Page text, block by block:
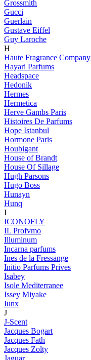
Grossmith
Gucci
Guerlain
Gustave Eiffel
Guy Laroche
H
Haute Fragrance Company
Hayari Parfums
Headspace
Hedonik
Hermes
Hermetica
Herve Gambs Paris
Histoires De Parfums
Hope Istanbul
Hormone Paris
Houbigant
House of Brandt
House Of Sillage
Hugh Parsons
Hugo Boss
Hunayn
Hunq
I
ICONOFLY
IL Profvmo
Illuminum
Incarna parfums
Ines de la Fressange
Initio Parfums Prives
Isabey
Isole Mediterranee
Issey Miyake
Iunx
J
J-Scent
Jacques Bogart
Jacques Fath
Jacques Zolty
Jaguar